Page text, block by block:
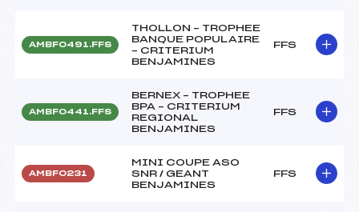
AMBF0491.FFS
THOLLON – TROPHEE
BANQUE POPULAIRE
– CRITERIUM
BENJAMINES
FFS
AMBF0441.FFS
BERNEX – TROPHEE
BPA – CRITERIUM
REGIONAL
BENJAMINES
FFS
AMBF0231
MINI COUPE ASO
SNR / GEANT
BENJAMINES
FFS